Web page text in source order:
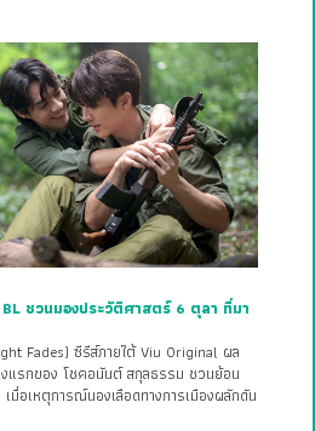
ชวนมองประวัติศาสตร์ 6 ตุลา ที่มา
Fades) ซีรีส์ภายใต้ Viu Original ผล
งแรกของ โชคอนันต์ สกุลธรรม ชวนย้อน
อเหตุการณ์นองเลือดทางการเมืองผลักดัน